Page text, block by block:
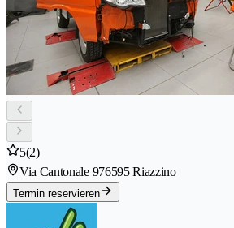
5(2)
Via Cantonale 976595 Riazzino
Termin reservieren